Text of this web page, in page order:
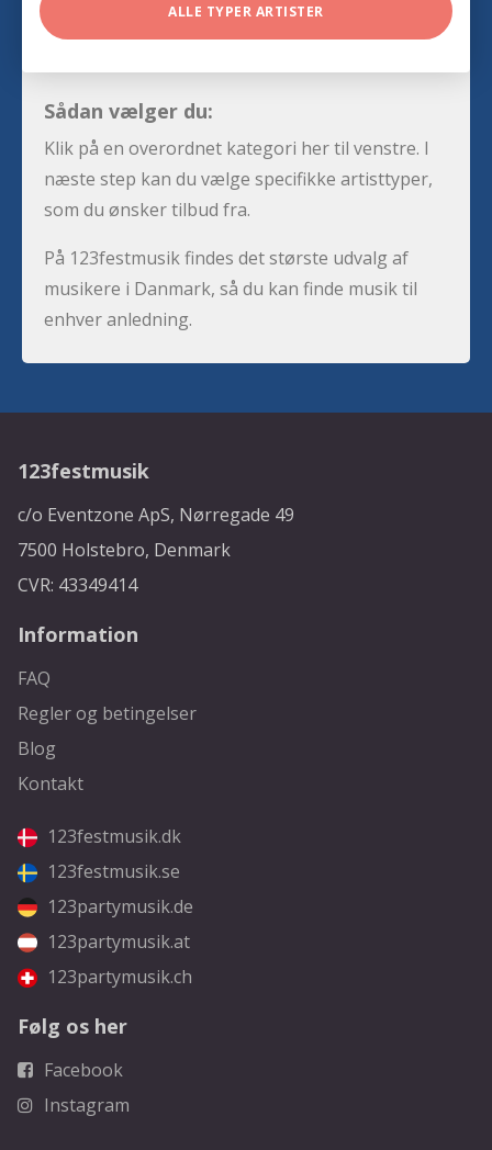
ALLE TYPER ARTISTER
Sådan vælger du:
Klik på en overordnet kategori her til venstre. I
næste step kan du vælge specifikke artisttyper,
som du ønsker tilbud fra.
På 123festmusik findes det største udvalg af
musikere i Danmark, så du kan finde musik til
enhver anledning.
123festmusik
c/o Eventzone ApS, Nørregade 49
7500 Holstebro, Denmark
CVR: 43349414
Information
FAQ
Regler og betingelser
Blog
Kontakt
123festmusik.dk
123festmusik.se
123partymusik.de
123partymusik.at
123partymusik.ch
Følg os her
Facebook
Instagram